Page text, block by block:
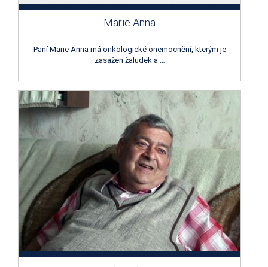
Marie Anna
Paní Marie Anna má onkologické onemocnění, kterým je
zasažen žaludek a …